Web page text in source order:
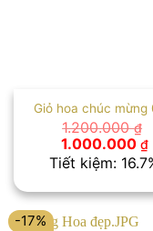
Giỏ hoa chúc mừng
1.200.000₫
Giá
gốc
là:
1.000.000 ₫
Tiết kiệm:
-17%